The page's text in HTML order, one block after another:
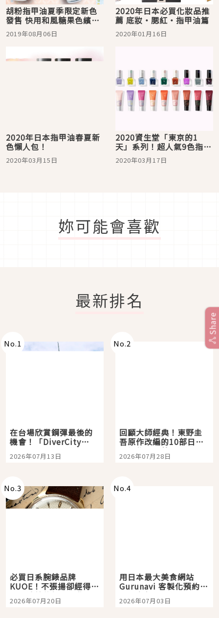
胡粉指甲油夏季限定新色
發售 快用和風糖果色繽紛
一夏
2019年08月06日
2020年日本必買化妝品推
薦 底妝・腮紅・指甲油篇
2020年01月16日
2020年日本指甲油春夏新
色懶人包！
2020年03月15日
2020資生堂「東京的1
天」系列！超人氣9色指甲
油×唇膏
2020年03月17日
妳可能會喜歡
最新排名
No.1
在台場欣賞鋼彈最後的
機會！「DiverCity
Tokyo Plaza」搭船、
購物、美食及夜景，一
2026年07月13日
No.2
回顧大師經典！東野圭
吾原作改編的10部日本
影視作品推薦
2026年07月28日
No.3
必買日系腕錶品牌
KUOE！不張揚卻經得起
時間洗鍊的經典之作五
選
2026年07月20日
No.4
用日本最大美食網站
Gurunavi 客製化預約九
大都市餐廳，打造專屬
美食體驗！
2026年07月03日
Share